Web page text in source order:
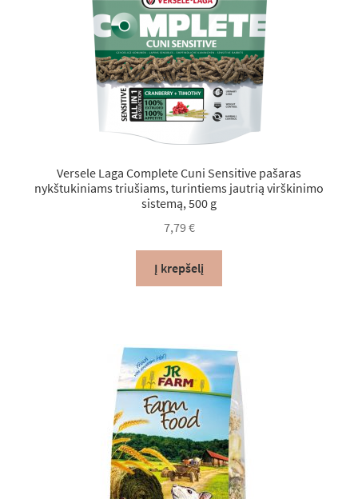
Versele Laga Complete Cuni Sensitive pašaras
nykštukiniams triušiams, turintiems jautrią virškinimo
sistemą, 500 g
7,79 €
Į krepšelį